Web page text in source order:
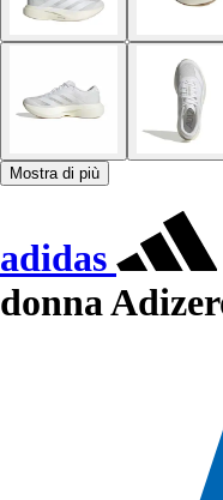
Mostra di più
adidas
donna